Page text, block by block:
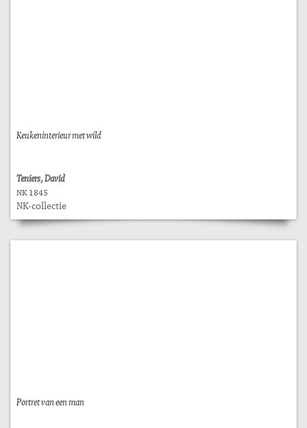
Keukeninterieur met wild
Teniers, David
NK 1845
NK-collectie
Portret van een man